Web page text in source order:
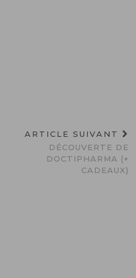
ARTICLE SUIVANT
DÉCOUVERTE DE
DOCTIPHARMA (+
CADEAUX)